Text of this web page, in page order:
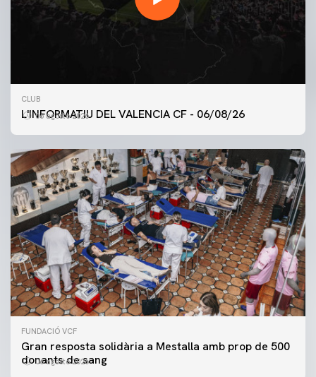
CLUB
L'INFORMATIU DEL VALENCIA CF - 06/08/26
06 agosto 2026
FUNDACIÓ VCF
Gran resposta solidària a Mestalla amb prop de 500
donants de sang
06 agosto 2026